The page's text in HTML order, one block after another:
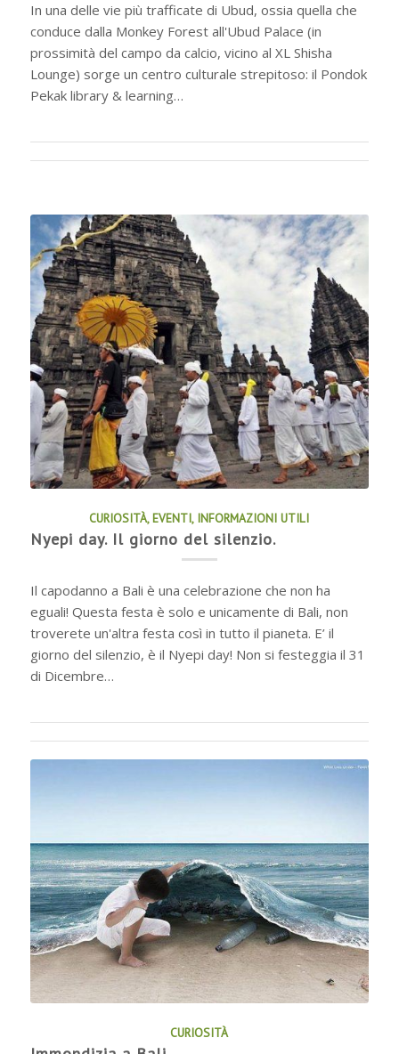
In una delle vie più trafficate di Ubud, ossia quella che
conduce dalla Monkey Forest all'Ubud Palace (in
prossimità del campo da calcio, vicino al XL Shisha
Lounge) sorge un centro culturale strepitoso: il Pondok
Pekak library & learning…
CURIOSITÀ,EVENTI, INFORMAZIONI UTILI
Nyepi day. Il giorno del silenzio.
Il capodanno a Bali è una celebrazione che non ha
eguali! Questa festa è solo e unicamente di Bali, non
troverete un'altra festa così in tutto il pianeta. E’ il
giorno del silenzio, è il Nyepi day! Non si festeggia il 31
di Dicembre…
CURIOSITÀ